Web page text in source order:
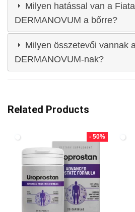
Milyen hatással van a
DERMANOVUM a bőrre?
Milyen összetevői vannak
DERMANOVUM-nak?
Related Products
- 50%